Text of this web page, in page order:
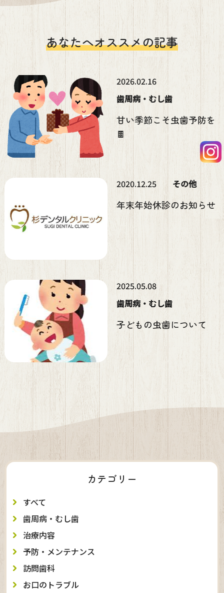
あなたへオススメの記事
2026.02.16
歯周病・むし歯
甘い季節こそ虫歯予防を
🍫
2020.12.25 その他
年末年始休診のお知らせ
2025.05.08
歯周病・むし歯
子どもの虫歯について
カテゴリー
すべて
歯周病・むし歯
治療内容
予防・メンテナンス
訪問歯科
お口のトラブル